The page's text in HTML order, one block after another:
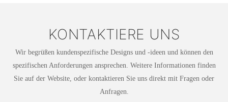
KONTAKTIERE UNS
Wir begrüßen kundenspezifische Designs und -ideen und können den
spezifischen Anforderungen ansprechen. Weitere Informationen finden
Sie auf der Website, oder kontaktieren Sie uns direkt mit Fragen oder
Anfragen.